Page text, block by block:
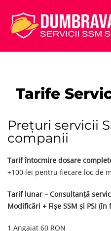
Tarife
Prețuri servicii
companii
Tarif întocmire dosare
+100 lei pentru fiecare loc de
Tarif lunar – Consultanță
Modificări + Fișe SSM și PSI
1 Angajat 60 RON